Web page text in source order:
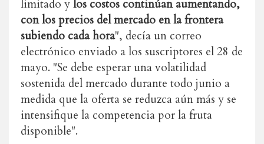
limitado ylos costos continúan aumentando,
con los precios del mercado en la frontera
subiendo cada hora", decía un correo
electrónico enviado a los suscriptores el 28 de
mayo. "Se debe esperar una volatilidad
sostenida del mercado durante todo junio a
medida que la oferta se reduzca aún más y se
intensifique la competencia por la fruta
disponible".